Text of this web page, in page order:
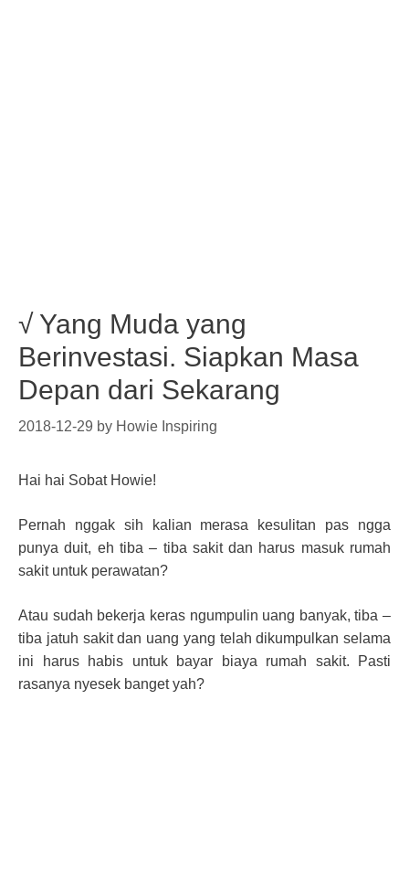
√ Yang Muda yang
Berinvestasi. Siapkan Masa
Depan dari Sekarang
2018-12-29 by Howie Inspiring
Hai hai Sobat Howie!
Pernah nggak sih kalian merasa kesulitan pas ngga
punya duit, eh tiba – tiba sakit dan harus masuk rumah
sakit untuk perawatan?
Atau sudah bekerja keras ngumpulin uang banyak, tiba –
tiba jatuh sakit dan uang yang telah dikumpulkan selama
ini harus habis untuk bayar biaya rumah sakit. Pasti
rasanya nyesek banget yah?